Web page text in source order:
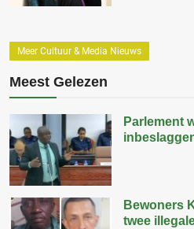
Meer Cultuur & Media Nieuws
Meest Gelezen
Parlement
Bewoners
twee